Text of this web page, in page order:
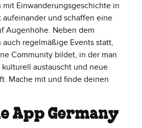
mit Einwanderungsgeschichte in
aufeinander und schaffen eine
Augenhöhe. Neben dem
regelmäßige Events statt,
Community bildet, in der man
austauscht und neue
Mache mit und finde deinen
App Germany